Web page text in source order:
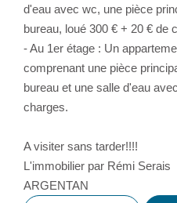
d'eau avec wc, une pièce
bureau, loué 300 € + 20 € de
- Au 1er étage : Un
comprenant une pièce
bureau et une salle d'eau
charges.
A visiter sans tarder!!!!
L'immobilier par Rémi Serais
ARGENTAN